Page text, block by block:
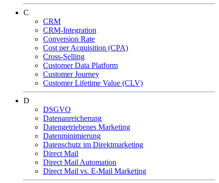
C
CRM
CRM-Integration
Conversion Rate
Cost per Acquisition (CPA)
Cross-Selling
Customer Data Platform
Customer Journey
Customer Lifetime Value (CLV)
D
DSGVO
Datenanreicherung
Datengetriebenes Marketing
Datenminimierung
Datenschutz im Direktmarketing
Direct Mail
Direct Mail Automation
Direct Mail vs. E-Mail Marketing